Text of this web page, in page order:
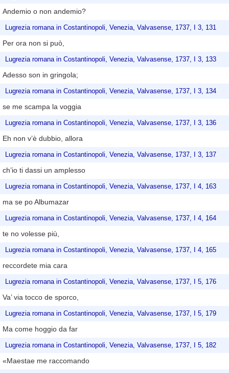
Andemio o non andemio?
Lugrezia romana in Costantinopoli, Venezia, Valvasense, 1737, I 3, 131
Per ora non si può,
Lugrezia romana in Costantinopoli, Venezia, Valvasense, 1737, I 3, 133
Adesso son in gringola;
Lugrezia romana in Costantinopoli, Venezia, Valvasense, 1737, I 3, 134
se me scampa la voggia
Lugrezia romana in Costantinopoli, Venezia, Valvasense, 1737, I 3, 136
Eh non v’è dubbio, allora
Lugrezia romana in Costantinopoli, Venezia, Valvasense, 1737, I 3, 137
ch’io ti dassi un amplesso
Lugrezia romana in Costantinopoli, Venezia, Valvasense, 1737, I 4, 163
ma se po Albumazar
Lugrezia romana in Costantinopoli, Venezia, Valvasense, 1737, I 4, 164
te no volesse più,
Lugrezia romana in Costantinopoli, Venezia, Valvasense, 1737, I 4, 165
reccordete mia cara
Lugrezia romana in Costantinopoli, Venezia, Valvasense, 1737, I 5, 176
Va’ via tocco de sporco,
Lugrezia romana in Costantinopoli, Venezia, Valvasense, 1737, I 5, 179
Ma come hoggio da far
Lugrezia romana in Costantinopoli, Venezia, Valvasense, 1737, I 5, 182
«Maestae me raccomando